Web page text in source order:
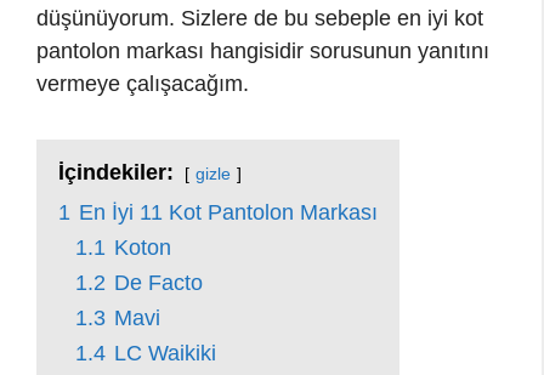
düşünüyorum. Sizlere de bu sebeple en iyi kot
pantolon markası hangisidir sorusunun yanıtını
vermeye çalışacağım.
İçindekiler: gizle
1 En İyi 11 Kot Pantolon Markası
1.1 Koton
1.2 De Facto
1.3 Mavi
1.4 LC Waikiki